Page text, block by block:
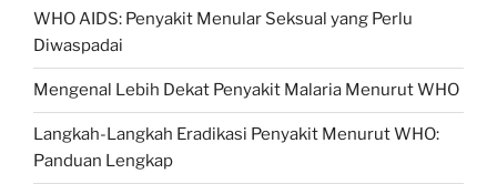
WHO AIDS: Penyakit Menular Seksual yang Perlu
Diwaspadai
Mengenal Lebih Dekat Penyakit Malaria Menurut WHO
Langkah-Langkah Eradikasi Penyakit Menurut WHO:
Panduan Lengkap